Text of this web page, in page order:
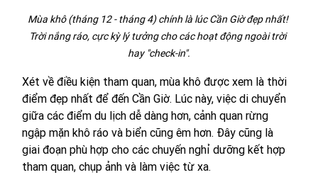
Mùa khô (tháng 12 - tháng 4) chính là lúc Cần Giờ đẹp nhất!
Trời nắng ráo, cực kỳ lý tưởng cho các hoạt động ngoài trời
hay "check-in".
Xét về điều kiện tham quan, mùa khô được xem là thời
điểm đẹp nhất để đến Cần Giờ. Lúc này, việc di chuyển
giữa các điểm du lịch dễ dàng hơn, cảnh quan rừng
ngập mặn khô ráo và biển cũng êm hơn. Đây cũng là
giai đoạn phù hợp cho các chuyến nghỉ dưỡng kết hợp
tham quan, chụp ảnh và làm việc từ xa.